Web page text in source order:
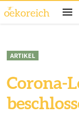
ARTIKEL
Corona-